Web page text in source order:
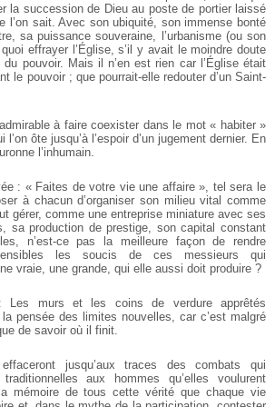
la succession de Dieu au poste de portier laissé
l’on sait. Avec son ubiquité, son immense bonté
sa puissance souveraine, l’urbanisme (ou son
effrayer l’Église, s’il y avait le moindre doute
du pouvoir. Mais il n’en est rien car l’Église était
le pouvoir ; que pourrait-elle redouter d’un Saint-
à faire coexister dans le mot « habiter »
l’on ôte jusqu’à l’espoir d’un jugement dernier. En
l’inhumain.
: « Faites de votre vie une affaire », tel sera le
à chacun d’organiser son milieu vital comme
gérer, comme une entreprise miniature avec ses
sa production de prestige, son capital constant
n’est-ce pas la meilleure façon de rendre
les soucis de ces messieurs qui
vraie, une grande, qui elle aussi doit produire ?
: Les murs et les coins de verdure apprêtés
pensée des limites nouvelles, car c’est malgré
de savoir où il finit.
jusqu’aux traces des combats qui
aux hommes qu’elles voulurent
mémoire de tous cette vérité que chaque vie